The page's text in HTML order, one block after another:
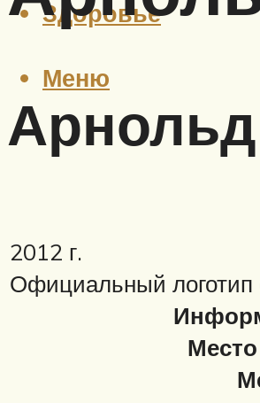
Здоровье
Меню
2012 г.
Официальный логотип